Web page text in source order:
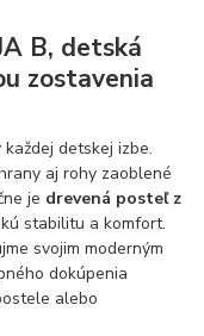
B, detská
zostavenia
každej detskej izbe.
aj rohy zaoblené
je drevená posteľ z
stabilitu a komfort.
svojim moderným
dokúpenia
alebo